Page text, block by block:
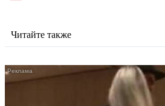
Читайте также